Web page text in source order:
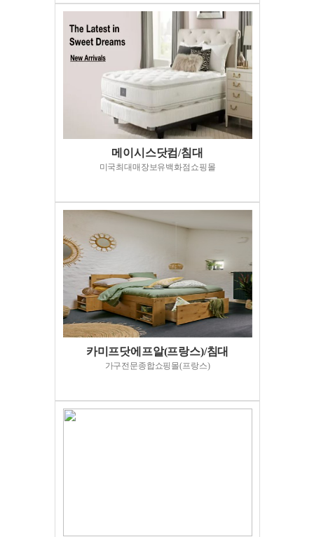
메이시스닷컴/침대
미국최대매장보유백화점쇼핑몰
카미프닷에프알(프랑스)/침대
가구전문종합쇼핑몰(프랑스)